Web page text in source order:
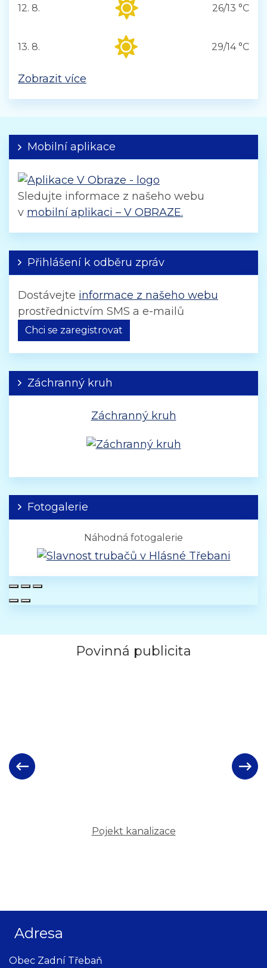
středa
12. 8. 26/13 °C
čtvrtek
13. 8. 29/14 °C
Zobrazit více
Mobilní aplikace
Sledujte informace z našeho webu
v mobilní aplikaci – V OBRAZE.
Přihlášení k odběru zpráv
Dostávejte informace z našeho webu
prostřednictvím SMS a e-mailů
Chci se zaregistrovat
Záchranný kruh
Záchranný kruh
Fotogalerie
Náhodná fotogalerie
Povinná publicita
Pojekt kanalizace
Adresa
Obec Zadní Třebaň